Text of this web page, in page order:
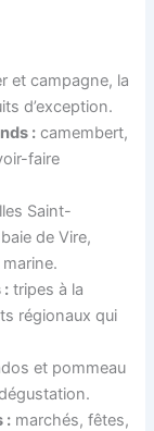
et campagne, la
d’exception.
: camembert,
faire
Saint-
de Vire,
: tripes à la
régionaux qui
et pommeau
: marchés, fêtes,